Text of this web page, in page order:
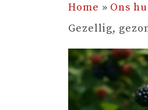
Home » Ons
Gezellig,